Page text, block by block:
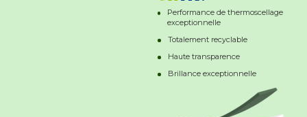
Performance de thermoscellage
exceptionnelle
Totalement recyclable
Haute transparence
Brillance exceptionnelle